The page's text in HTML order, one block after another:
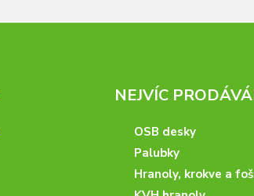
NEJVÍC
OSB desky
Palubky
Hranoly, krokve a